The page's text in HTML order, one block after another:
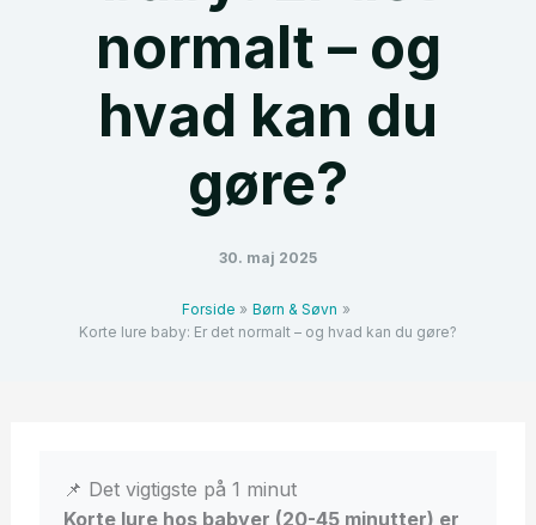
normalt – og
hvad kan du
gøre?
30. maj 2025
Forside
Børn & Søvn
Korte lure baby: Er det normalt – og hvad kan du gøre?
📌 Det vigtigste på 1 minut
Korte lure hos babyer (20-45 minutter) er